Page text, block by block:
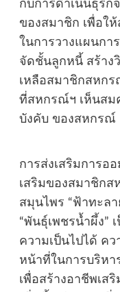
กับการดำเนินธุร
ของสมาชิก เพื่อใ
ในการวางแผนก
จัดชั้นลูกหนี้ สร้าง
เหลือสมาชิกสหกร
ที่สหกรณ์ฯ เห็นสม
บังคับ ของสหกรณ์
การส่งเสริมการอ
เสริมของสมาชิกส
สมุนไพร “ฟ้าทะล
“พันธุ์เพชรน้ำผึ้ง”
ความเป็นไปได้ ค
หน้าที่ในการบริหา
เพื่อสร้างอาชีพเส